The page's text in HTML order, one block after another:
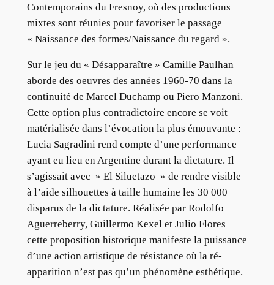
Contemporains du Fresnoy, où des productions
mixtes sont réunies pour favoriser le passage
« Naissance des formes/Naissance du regard ».
Sur le jeu du « Désapparaître » Camille Paulhan
aborde des oeuvres des années 1960-70 dans la
continuité de Marcel Duchamp ou Piero Manzoni.
Cette option plus contradictoire encore se voit
matérialisée dans l’évocation la plus émouvante :
Lucia Sagradini rend compte d’une performance
ayant eu lieu en Argentine durant la dictature. Il
s’agissait avec » El Siluetazo » de rendre visible
à l’aide silhouettes à taille humaine les 30 000
disparus de la dictature. Réalisée par Rodolfo
Aguerreberry, Guillermo Kexel et Julio Flores
cette proposition historique manifeste la puissance
d’une action artistique de résistance où la ré-
apparition n’est pas qu’un phénomène esthétique.